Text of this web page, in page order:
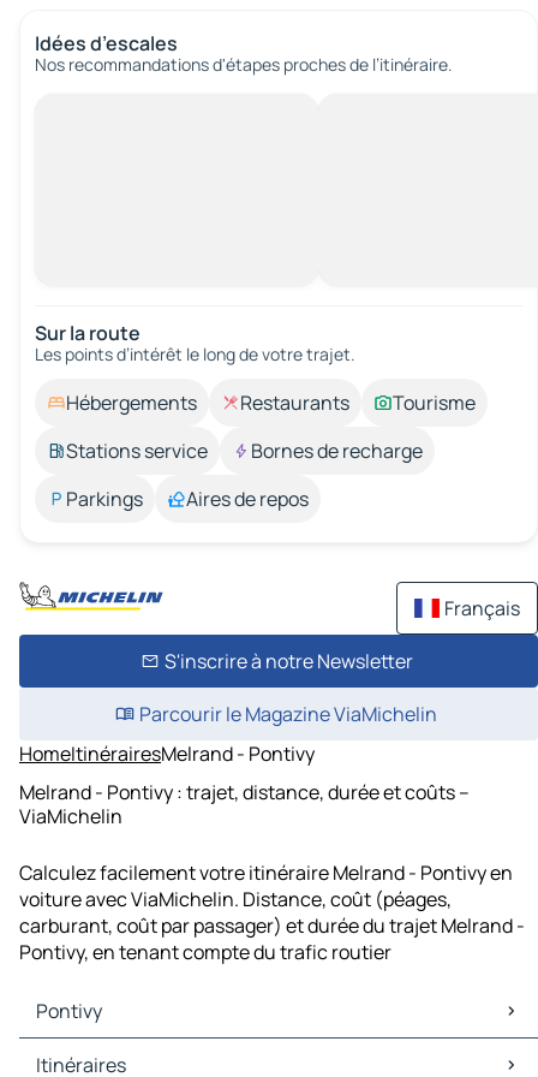
Idées d’escales
Nos recommandations d'étapes proches de l’itinéraire.
Sur la route
Les points d’intérêt le long de votre trajet.
Hébergements Restaurants
Tourisme
Stations service
Bornes de recharge
Parkings
Aires de repos
Français
S'inscrire à notre Newsletter
Parcourir le Magazine ViaMichelin
HomeItinérairesMelrand - Pontivy
Melrand - Pontivy : trajet, distance, durée et coûts –
ViaMichelin
Calculez facilement votre itinéraire Melrand - Pontivy en
voiture avec ViaMichelin. Distance, coût (péages,
carburant, coût par passager) et durée du trajet Melrand -
Pontivy, en tenant compte du trafic routier
Pontivy
Pontivy Cartes et plans
Itinéraires